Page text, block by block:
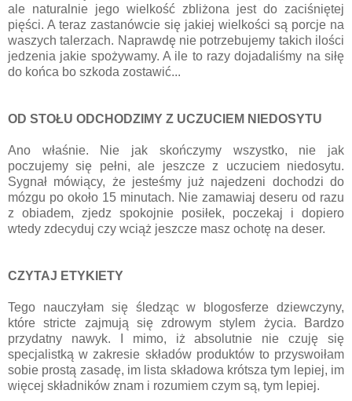
ale naturalnie jego wielkość zbliżona jest do zaciśniętej
pięści. A teraz zastanówcie się jakiej wielkości są porcje na
waszych talerzach. Naprawdę nie potrzebujemy takich ilości
jedzenia jakie spożywamy. A ile to razy dojadaliśmy na siłę
do końca bo szkoda zostawić...
OD STOŁU ODCHODZIMY Z UCZUCIEM NIEDOSYTU
Ano właśnie. Nie jak skończymy wszystko, nie jak
poczujemy się pełni, ale jeszcze z uczuciem niedosytu.
Sygnał mówiący, że jesteśmy już najedzeni dochodzi do
mózgu po około 15 minutach. Nie zamawiaj deseru od razu
z obiadem, zjedz spokojnie posiłek, poczekaj i dopiero
wtedy zdecyduj czy wciąż jeszcze masz ochotę na deser.
CZYTAJ ETYKIETY
Tego nauczyłam się śledząc w blogosferze dziewczyny,
które stricte zajmują się zdrowym stylem życia. Bardzo
przydatny nawyk. I mimo, iż absolutnie nie czuję się
specjalistką w zakresie składów produktów to przyswoiłam
sobie prostą zasadę, im lista składowa krótsza tym lepiej, im
więcej składników znam i rozumiem czym są, tym lepiej.